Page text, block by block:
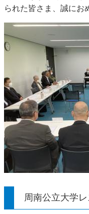
られた皆さま、誠にお
周南公立大学